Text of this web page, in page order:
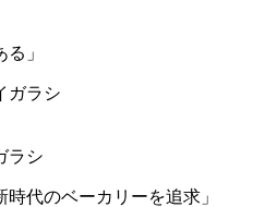
」
ラシ
時代のベーカリーを追求」